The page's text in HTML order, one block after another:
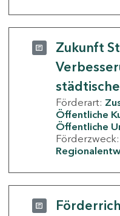
Zukunft
Förderart:
Öffentliche
Öffentliche
Förderzweck: